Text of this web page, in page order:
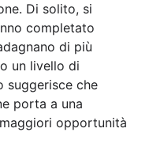
Di solito, si
completato
di più
un livello di
suggerisce che
porta a una
opportunità